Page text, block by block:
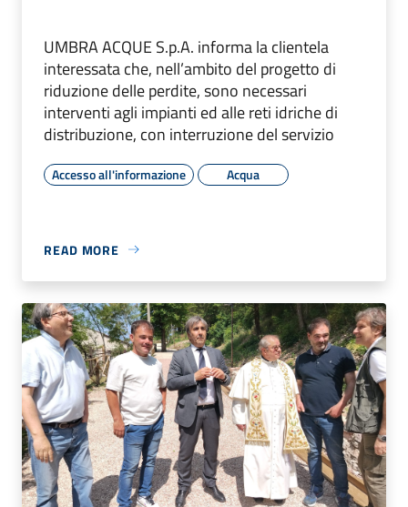
UMBRA ACQUE S.p.A. informa la clientela
interessata che, nell’ambito del progetto di
riduzione delle perdite, sono necessari
interventi agli impianti ed alle reti idriche di
distribuzione, con interruzione del servizio
Accesso all'informazione Acqua
READ MORE